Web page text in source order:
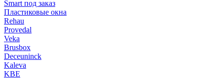
Smart под заказ
Пластиковые окна
Rehau
Provedal
Veka
Brusbox
Deceuninck
Kaleva
KBE